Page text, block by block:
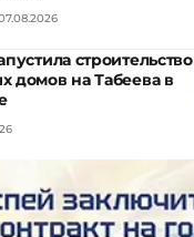
строительство
домов на Табеева в